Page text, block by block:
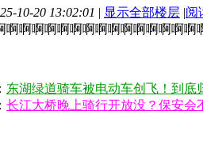
10-20 13:02:01 | 显示全部楼层 |阅
啊啊啊啊啊啊啊啊啊啊啊啊啊啊啊
东湖绿道骑车被电动车创飞！到底
长江大桥晚上骑行开放没？保安会